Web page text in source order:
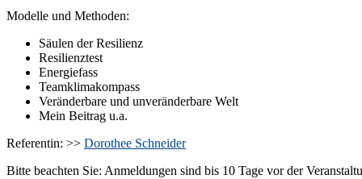
Modelle und Methoden:
Säulen der Resilienz
Resilienztest
Energiefass
Teamklimakompass
Veränderbare und unveränderbare Welt
Mein Beitrag u.a.
Referentin: >> Dorothee Schneider
Bitte beachten Sie: Anmeldungen sind bis 10 Tage vor der